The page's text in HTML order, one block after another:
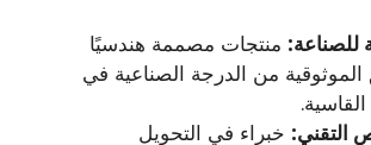
منتجات مصممة هندسيًا
الموثوقية من الدرجة الصناعية في
القاسية.
التقني: خبراء في التحويل